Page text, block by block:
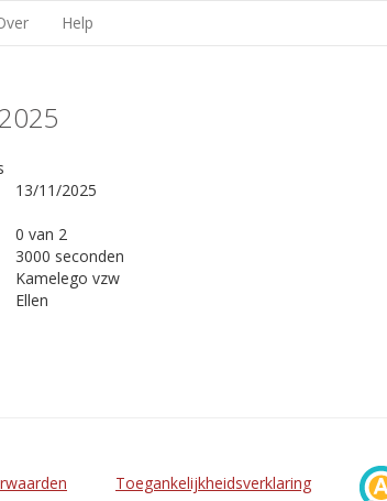
Help
13/11/2025
0 van 2
3000 seconden
Kamelego vzw
Ellen
Toegankelijkheidsverklaring